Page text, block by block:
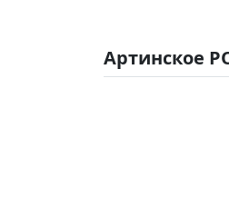
Артинское